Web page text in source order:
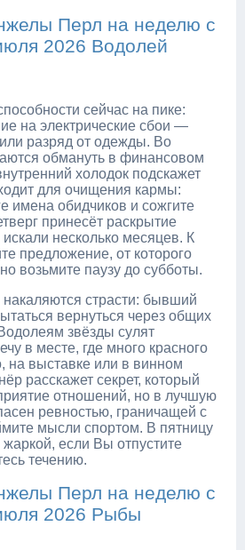
Перл на неделю с
2026 Водолей
сейчас на пике:
на электрические сбои —
разряд от одежды. Во
обмануть в финансовом
холодок подскажет
для очищения кармы:
имена обидчиков и сожгите
принесёт раскрытие
несколько месяцев. К
предложение, от которого
возьмите паузу до субботы.
страсти: бывший
вернуться через общих
звёзды сулят
в месте, где много красного
на выставке или в винном
расскажет секрет, который
отношений, но в лучшую
ревностью, граничащей с
мысли спортом. В пятницу
если Вы отпустите
течению.
Перл на неделю с
2026 Рыбы